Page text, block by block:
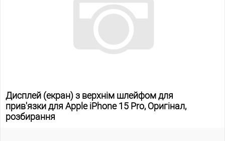
Дисплей (екран) з верхнім шлейфом для
прив'язки для Apple iPhone 15 Pro, Оригінал,
розбирання